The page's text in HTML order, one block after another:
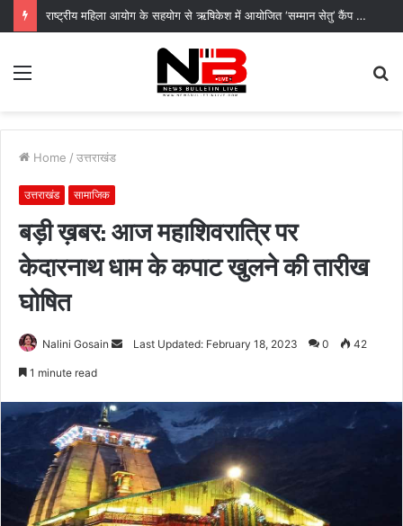
​राष्ट्रीय महिला आयोग के सहयोग से ऋषिकेश में आयोजित ‘सम्मान सेतु’ कैंप में महिलाओं व कांवड़ यात्रियों को कानूनी किट देकर किया जागरूक
Menu
Home / उत्तराखंड
उत्तराखंड सामाजिक
बड़ी ख़बर: आज महाशिवरात्रि पर
केदारनाथ धाम के कपाट खुलने की तारीख
घोषित
Nalini Gosain
SendLast Updated: February 18, 2023 0 42
1 minute read